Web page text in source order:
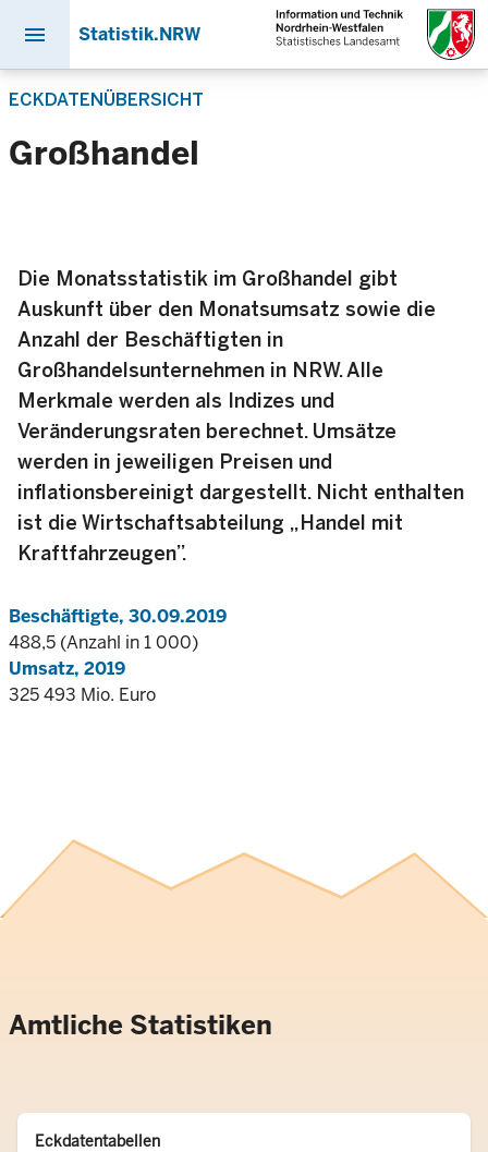
zum
menu Statistik.NRW
ECKDATENÜBERSICHT
Großhandel
Die Monatsstatistik im Großhandel gibt
Auskunft über den Monatsumsatz sowie die
Anzahl der Beschäftigten in
Großhandelsunternehmen in NRW. Alle
Merkmale werden als Indizes und
Veränderungsraten berechnet. Umsätze
werden in jeweiligen Preisen und
inflationsbereinigt dargestellt. Nicht enthalten
ist die Wirtschaftsabteilung „Handel mit
Kraftfahrzeugen”.
Beschäftigte, 30.09.2019
488,5 (Anzahl in 1 000)
Umsatz, 2019
325 493 Mio. Euro
Amtliche Statistiken
Eckdatentabellen
Typ
Merken